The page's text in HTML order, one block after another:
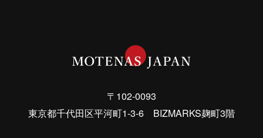
〒102-0093
東京都千代田区平河町1-3-6 BIZMARKS麹町3階